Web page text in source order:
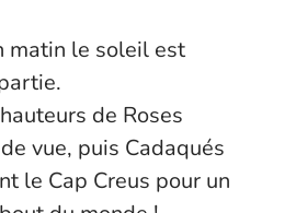
matin le soleil est
de Roses
vue, puis Cadaqués
le Cap Creus pour un